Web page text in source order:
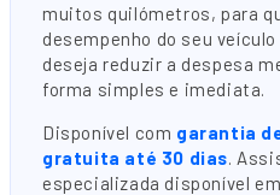
muitos quilómetros, para
desempenho do seu
deseja reduzir a despesa
forma simples e imediata.
Disponível com garantia
gratuita até 30 dias.
especializada disponível